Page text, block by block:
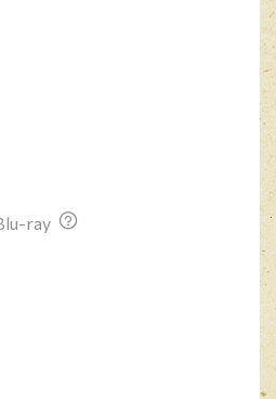
две первые
Asia и Alpha, которые
статусы в США.
и записывает новый
ray